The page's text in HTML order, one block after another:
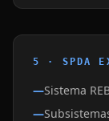
5 · SPDA
Sistema